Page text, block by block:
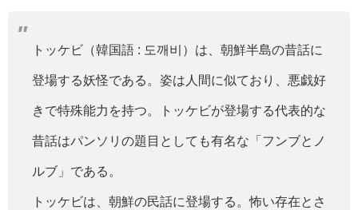
トッケビ（韓国語 : 도깨비）は、朝鮮半島の昔話に
登場する妖怪である。姿は人間に似ており、悪戯好
きで特殊能力を持つ。トッケビが登場する代表的な
昔話はパンソリの題目としても有名な「フンブとノ
ルブ」である。
トッケビは、朝鮮の民話に登場する。怖い存在とさ